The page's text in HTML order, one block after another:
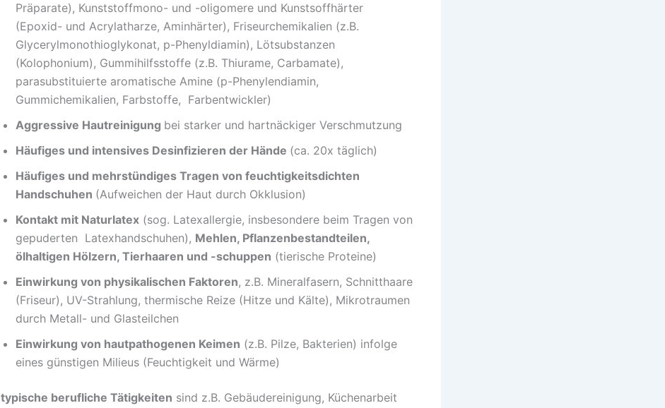
Präparate), Kunststoffmono- und -oligomere und Kunstsoffhärter
(Epoxid- und Acrylatharze, Aminhärter), Friseurchemikalien (z.B.
Glycerylmonothioglykonat, p-Phenyldiamin), Lötsubstanzen
(Kolophonium), Gummihilfsstoffe (z.B. Thiurame, Carbamate),
parasubstituierte aromatische Amine (p-Phenylendiamin,
Gummichemikalien, Farbstoffe, Farbentwickler)
Aggressive Hautreinigung bei starker und hartnäckiger Verschmutzung
Häufiges und intensives Desinfizieren der Hände (ca. 20x täglich)
Häufiges und mehrstündiges Tragen von feuchtigkeitsdichten
Handschuhen (Aufweichen der Haut durch Okklusion)
Kontakt mit Naturlatex (sog. Latexallergie, insbesondere beim Tragen von
gepuderten Latexhandschuhen), Mehlen, Pflanzenbestandteilen,
ölhaltigen Hölzern, Tierhaaren und -schuppen (tierische Proteine)
Einwirkung von physikalischen Faktoren, z.B. Mineralfasern, Schnitthaare
(Friseur), UV-Strahlung, thermische Reize (Hitze und Kälte), Mikrotraumen
durch Metall- und Glasteilchen
Einwirkung von hautpathogenen Keimen (z.B. Pilze, Bakterien) infolge
eines günstigen Milieus (Feuchtigkeit und Wärme)
typische berufliche Tätigkeiten sind z.B. Gebäudereinigung, Küchenarbeit